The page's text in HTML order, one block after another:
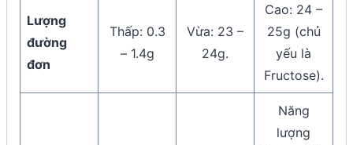
Lượng
đường
đơn
Thấp: 0.3
– 1.4g
Vừa: 23 –
24g.
Cao: 24 –
25g (chủ
yếu là
Fructose).
Năng
lượng